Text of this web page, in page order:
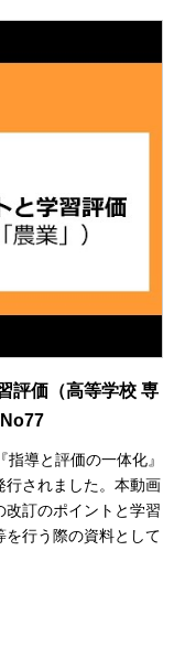
評価（高等学校 専
導と評価の一体化』
されました。本動画
改訂のポイントと学習
行う際の資料として